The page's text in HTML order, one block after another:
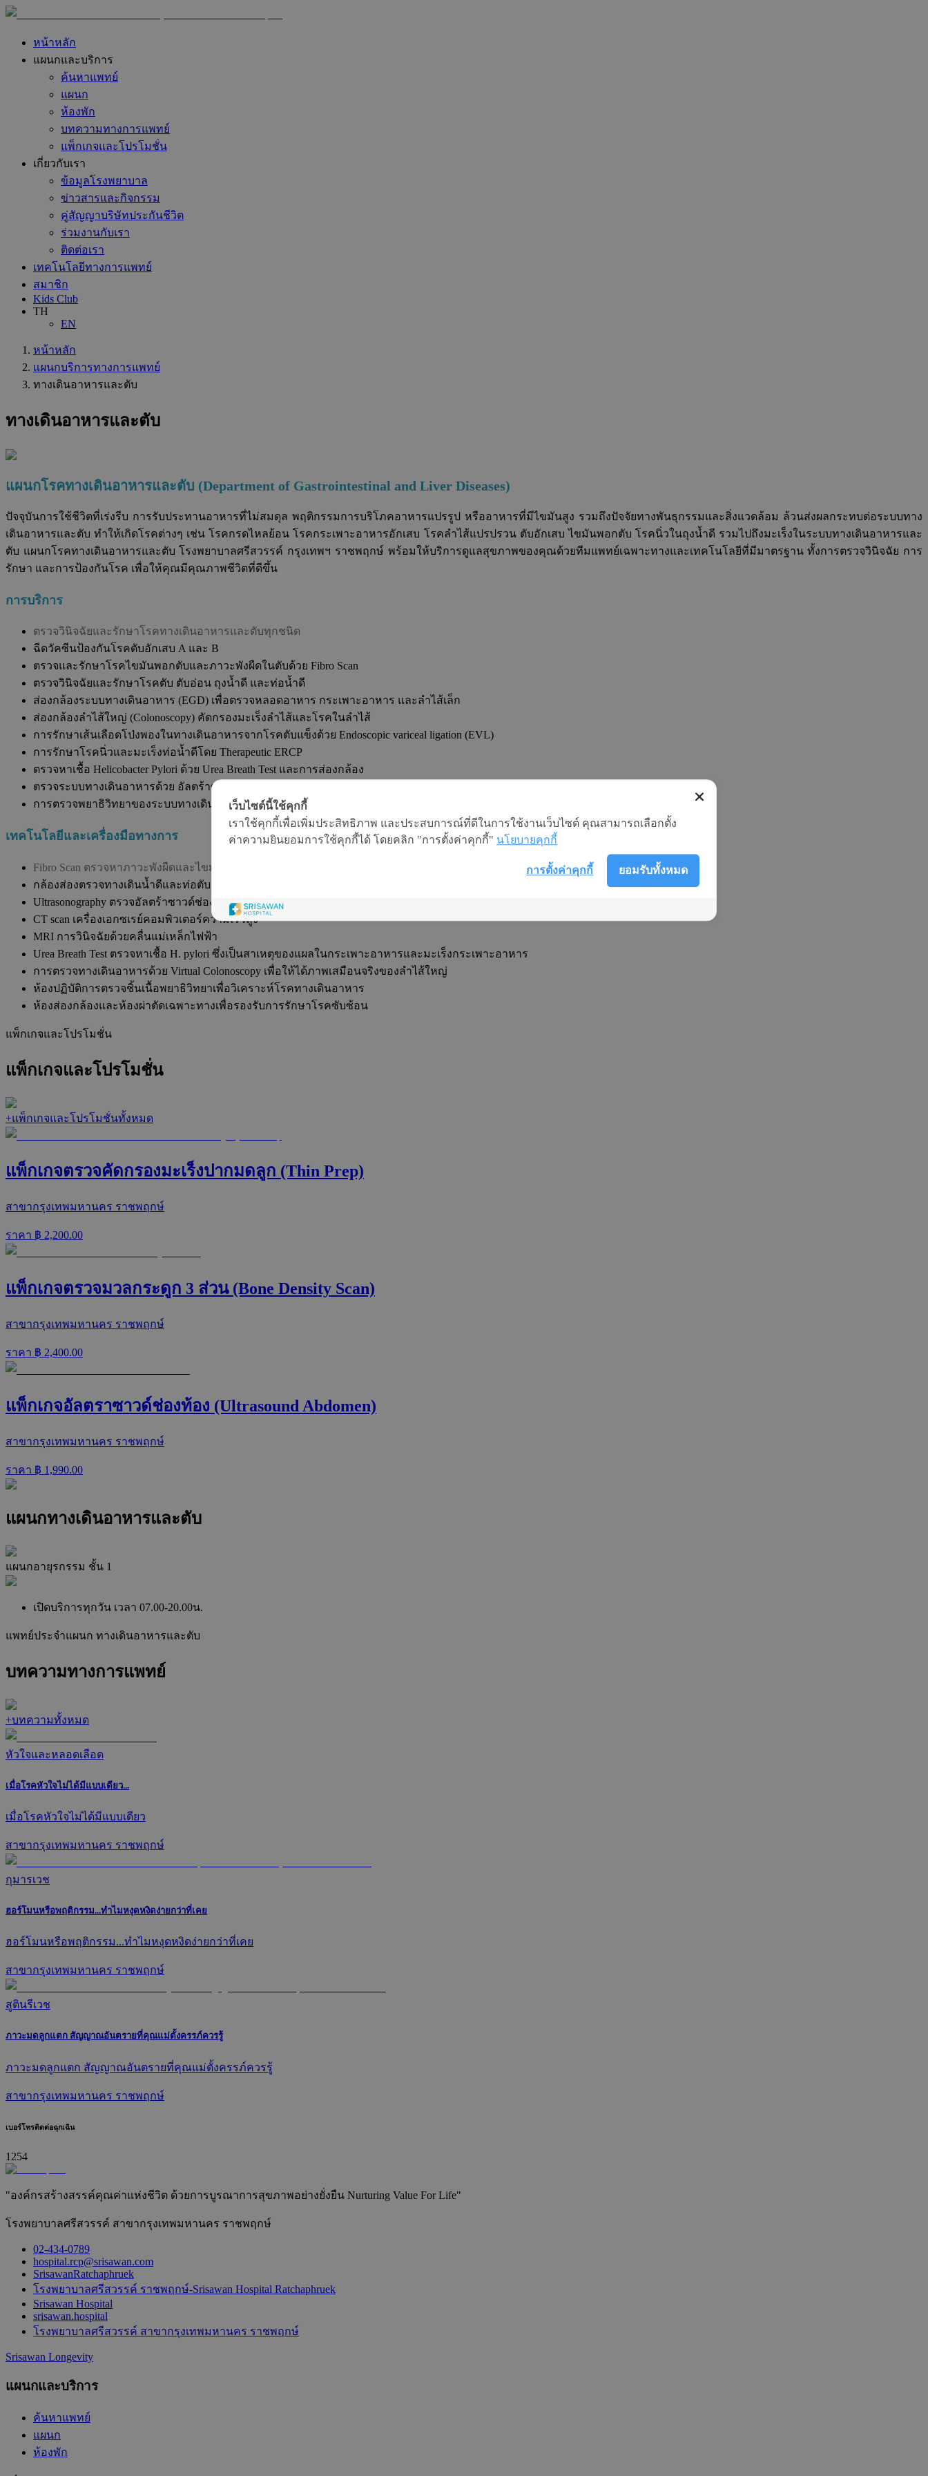
หน้าหลัก
แผนกและบริการ
ค้นหาแพทย์
แผนก
ห้องพัก
บทความทางการแพทย์
แพ็กเกจและโปรโมชั่น
เกี่ยวกับเรา
ข้อมูลโรงพยาบาล
ข่าวสารและกิจกรรม
คู่สัญญาบริษัทประกันชีวิต
ร่วมงานกับเรา
ติดต่อเรา
เทคโนโลยีทางการแพทย์
สมาชิก
Kids Club
TH
EN
หน้าหลัก
แผนกบริการทางการแพทย์
ทางเดินอาหารและตับ
ทางเดินอาหารและตับ
แผนกโรคทางเดินอาหารและตับ (Department of Gastrointestinal and Liver Diseases)
ปัจจุบันการใช้ชีวิตที่เร่งรีบ การรับประทานอาหารที่ไม่สมดุล พฤติกรรมการบริโภคอาหารแปรรูป หรืออาหารที่มีไขมันสูง รวมถึงปัจจัยทางพันธุกรรมและสิ่งแวดล้อม ล้วนส่งผลกระทบต่อระบบทาง
เดินอาหารและตับ ทำให้เกิดโรคต่างๆ เช่น โรคกรดไหลย้อน โรคกระเพาะอาหารอักเสบ โรคลำไส้แปรปรวน ตับอักเสบ ไขมันพอกตับ โรคนิ่วในถุงน้ำดี รวมไปถึงมะเร็งในระบบทางเดินอาหารและ
ตับ แผนกโรคทางเดินอาหารและตับ โรงพยาบาลศรีสวรรค์ กรุงเทพฯ ราชพฤกษ์ พร้อมให้บริการดูแลสุขภาพของคุณด้วยทีมแพทย์เฉพาะทางและเทคโนโลยีที่มีมาตรฐาน ทั้งการตรวจวินิจฉัย การ
รักษา และการป้องกันโรค เพื่อให้คุณมีคุณภาพชีวิตที่ดีขึ้น
การบริการ
ตรวจวินิจฉัยและรักษาโรคทางเดินอาหารและตับทุกชนิด
ฉีดวัคซีนป้องกันโรคตับอักเสบ A และ B
ตรวจและรักษาโรคไขมันพอกตับและภาวะพังผืดในตับด้วย Fibro Scan
ตรวจวินิจฉัยและรักษาโรคตับ ตับอ่อน ถุงน้ำดี และท่อน้ำดี
ส่องกล้องระบบทางเดินอาหาร (EGD) เพื่อตรวจหลอดอาหาร กระเพาะอาหาร และลำไส้เล็ก
ส่องกล้องลำไส้ใหญ่ (Colonoscopy) คัดกรองมะเร็งลำไส้และโรคในลำไส้
การรักษาเส้นเลือดโป่งพองในทางเดินอาหารจากโรคตับแข็งด้วย Endoscopic variceal ligation (EVL)
การรักษาโรคนิ่วและมะเร็งท่อน้ำดีโดย Therapeutic ERCP
ตรวจหาเชื้อ Helicobacter Pylori ด้วย Urea Breath Test และการส่องกล้อง
ตรวจระบบทางเดินอาหารด้วย อัลตร้าซาวด์และเอกซเรย์คอมพิวเตอร์ (CT scan, MRI, Virtual Colonoscopy)
การตรวจพยาธิวิทยาของระบบทางเดินอาหารเพื่อตรวจหาเซลล์ผิดปกติ
เทคโนโลยีและเครื่องมือทางการ
Fibro Scan ตรวจหาภาวะพังผืดและไขมันสะสมในตับ
กล้องส่องตรวจทางเดินน้ำดีและท่อตับอ่อน
Ultrasonography ตรวจอัลตร้าซาวด์ช่องท้อง
CT scan เครื่องเอกซเรย์คอมพิวเตอร์ความเร็วสูง
MRI การวินิจฉัยด้วยคลื่นแม่เหล็กไฟฟ้า
Urea Breath Test ตรวจหาเชื้อ H. pylori ซึ่งเป็นสาเหตุของแผลในกระเพาะอาหารและมะเร็งกระเพาะอาหาร
การตรวจทางเดินอาหารด้วย Virtual Colonoscopy เพื่อให้ได้ภาพเสมือนจริงของลำไส้ใหญ่
ห้องปฏิบัติการตรวจชิ้นเนื้อพยาธิวิทยาเพื่อวิเคราะห์โรคทางเดินอาหาร
ห้องส่องกล้องและห้องผ่าตัดเฉพาะทางเพื่อรองรับการรักษาโรคซับซ้อน
แพ็กเกจและโปรโมชั่น
แพ็กเกจและโปรโมชั่น
+แพ็กเกจและโปรโมชั่นทั้งหมด
แพ็กเกจตรวจคัดกรองมะเร็งปากมดลูก (Thin Prep)
สาขากรุงเทพมหานคร ราชพฤกษ์
ราคา ฿ 2,200.00
แพ็กเกจตรวจมวลกระดูก 3 ส่วน (Bone Density Scan)
สาขากรุงเทพมหานคร ราชพฤกษ์
ราคา ฿ 2,400.00
แพ็กเกจอัลตราซาวด์ช่องท้อง (Ultrasound Abdomen)
สาขากรุงเทพมหานคร ราชพฤกษ์
ราคา ฿ 1,990.00
แผนกทางเดินอาหารและตับ
แผนกอายุรกรรม ชั้น 1
เปิดบริการทุกวัน เวลา 07.00-20.00น.
แพทย์ประจำแผนก ทางเดินอาหารและตับ
บทความทางการแพทย์
+บทความทั้งหมด
หัวใจและหลอดเลือด
เมื่อโรคหัวใจไม่ได้มีแบบเดียว...
เมื่อโรคหัวใจไม่ได้มีแบบเดียว
สาขากรุงเทพมหานคร ราชพฤกษ์
กุมารเวช
ฮอร์โมนหรือพฤติกรรม...ทำไมหงุดหงิดง่ายกว่าที่เคย
ฮอร์โมนหรือพฤติกรรม...ทำไมหงุดหงิดง่ายกว่าที่เคย
สาขากรุงเทพมหานคร ราชพฤกษ์
สูตินรีเวช
ภาวะมดลูกแตก สัญญาณอันตรายที่คุณแม่ตั้งครรภ์ควรรู้
ภาวะมดลูกแตก สัญญาณอันตรายที่คุณแม่ตั้งครรภ์ควรรู้
สาขากรุงเทพมหานคร ราชพฤกษ์
เบอร์โทรติดต่อฉุกเฉิน
1254
"องค์กรสร้างสรรค์คุณค่าแห่งชีวิต ด้วยการบูรณาการสุขภาพอย่างยั่งยืน Nurturing Value For Life"
โรงพยาบาลศรีสวรรค์ สาขากรุงเทพมหานคร ราชพฤกษ์
02-434-0789
hospital.rcp@srisawan.com
SrisawanRatchaphruek
โรงพยาบาลศรีสวรรค์ ราชพฤกษ์-Srisawan Hospital Ratchaphruek
Srisawan Hospital
srisawan.hospital
โรงพยาบาลศรีสวรรค์ สาขากรุงเทพมหานคร ราชพฤกษ์
Srisawan Longevity
แผนกและบริการ
ค้นหาแพทย์
แผนก
ห้องพัก
เว็บไซต์นี้ใช้คุกกี้
เราใช้คุกกี้เพื่อเพิ่มประสิทธิภาพ และประสบการณ์ที่ดีในการใช้งานเว็บไซต์ คุณสามารถเลือกตั้ง
ค่าความยินยอมการใช้คุกกี้ได้ โดยคลิก "การตั้งค่าคุกกี้" นโยบายคุกกี้
ยอมรับทั้งหมด
การตั้งค่าคุกกี้